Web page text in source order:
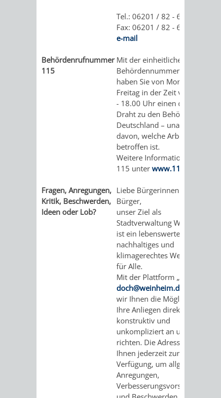
Tel.: 06201 / 82 - 610
Fax: 06201 / 82 - 619
e-mail
Behördenrufnummer
115
Mit der einheitlichen
Behördennummer
haben Sie von Montag bis
Freitag in der Zeit von 08.00
- 18.00 Uhr einen direkten
Draht zu den Behörden in
Deutschland – unabhängig
davon, welche Arbeitsebene
betroffen ist.
Weitere Informationen zu
115 unter www.115.de
Fragen, Anregungen,
Kritik, Beschwerden,
Ideen oder Lob?
Liebe Bürgerinnen und
Bürger,
unser Ziel als
Stadtverwaltung Weinheim
ist ein lebenswertes,
nachhaltiges und
klimagerechtes Weinheim
für Alle.
Mit der Plattform „
doch@weinheim.de
wir Ihnen die Möglichkeit,
Ihre Anliegen direkt,
konstruktiv und
unkompliziert an uns zu
richten. Die Adresse steht
Ihnen jederzeit zur
Verfügung, um allgemeine
Anregungen,
Verbesserungsvorschläge